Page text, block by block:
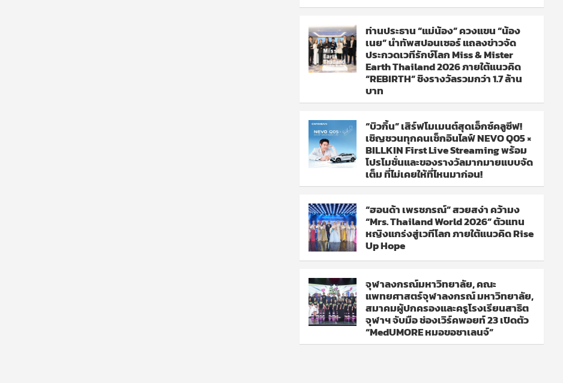
ท่านประธาน “แม่น้อง” ควงแขน “น้อง
เนย” นำทัพสปอนเซอร์ แถลงข่าวจัด
ประกวดเวทีรักษ์โลก Miss & Mister
Earth Thailand 2026 ภายใต้แนวคิด
“REBIRTH” ชิงรางวัลรวมกว่า 1.7 ล้าน
บาท
“บิวกิ้น” เสิร์ฟโมเมนต์สุดเอ็กซ์คลูซีฟ!
เชิญชวนทุกคนเช็กอินไลฟ์ NEVO Q05 ×
BILLKIN First Live Streaming พร้อม
โปรโมชั่นและของรางวัลมากมายแบบจัด
เต็ม ที่ไม่เคยให้ที่ไหนมาก่อน!
“ฮอนด้า เพรชภรณ์” สวยสง่า คว้ามง
“Mrs. Thailand World 2026” ตัวแทน
หญิงแกร่งสู่เวทีโลก ภายใต้แนวคิด Rise
Up Hope
จุฬาลงกรณ์มหาวิทยาลัย, คณะ
แพทยศาสตร์จุฬาลงกรณ์ มหาวิทยาลัย,
สมาคมผู้ปกครองและครูโรงเรียนสาธิต
จุฬาฯ จับมือ ช่องเวิร์คพอยท์ 23 เปิดตัว
“MedUMORE หมอขอชาเลนจ์”